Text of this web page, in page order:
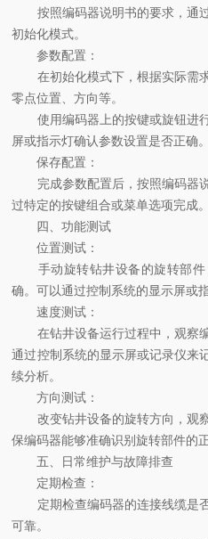
按照编码器说明书的要求，通
初始化模式。
参数配置：
在初始化模式下，根据实际需
零点位置、方向等。
使用编码器上的按键或旋钮进
屏或指示灯确认参数设置是否正确。
保存配置：
完成参数配置后，按照编码器
过特定的按键组合或菜单选项完成。
四、功能测试
位置测试：
手动旋转钻井设备的旋转部件
确。可以通过控制系统的显示屏或
速度测试：
在钻井设备运行过程中，观察
通过控制系统的显示屏或记录仪来
续分析。
方向测试：
改变钻井设备的旋转方向，观
保编码器能够准确识别旋转部件的
五、日常维护与故障排查
定期检查：
定期检查编码器的连接线缆是
可靠。